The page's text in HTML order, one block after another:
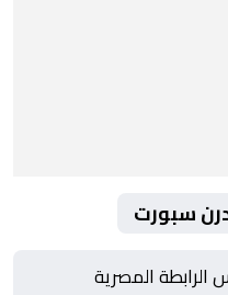
سبورت
المصرية